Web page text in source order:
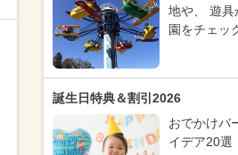
地や、 遊具
園をチェッ
誕生日特典＆割引2026
おでかけバ
イデア20選